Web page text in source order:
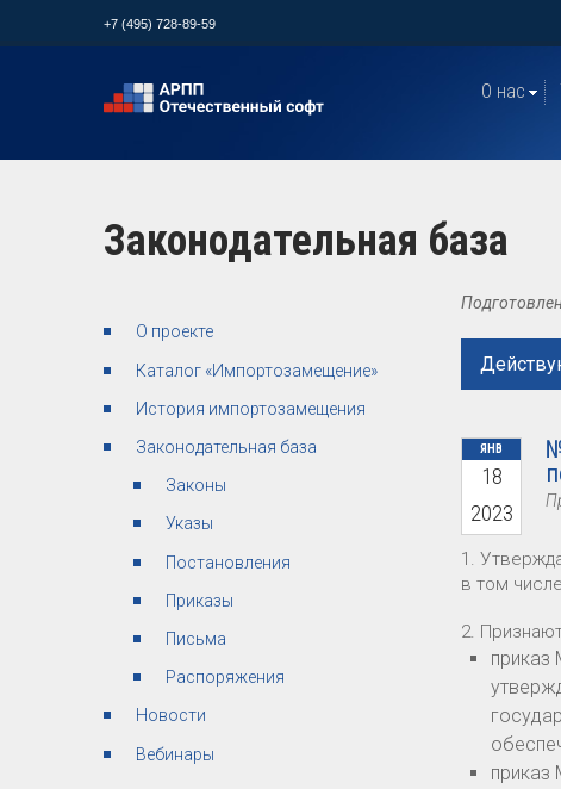
+7 (495) 728-89-59
О нас
Законодательная база
О проекте
Каталог «Импортозамещение»
История импортозамещения
Законодательная база
Законы
Указы
Постановления
Приказы
Письма
Распоряжения
Новости
Вебинары
ЯНВ
18
2023
1.
в том
2.
приказ
приказ